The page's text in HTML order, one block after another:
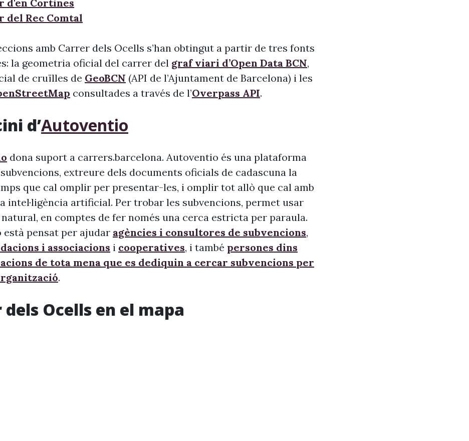
d'en Cortines
del Rec Comtal
amb Carrer dels Ocells s’han obtingut a partir de tres fonts
la geometria oficial del carrer del graf viari d’Open Data BCN,
de cruïlles de GeoBCN (API de l’Ajuntament de Barcelona) i les
consultades a través de l’Overpass API.
d’Autoventio
dona suport a carrers.barcelona. Autoventio és una plataforma
extreure dels documents oficials de cadascuna la
que cal omplir per presentar-les, i omplir tot allò que cal amb
intel·ligència artificial. Per trobar les subvencions, permet usar
en comptes de fer només una cerca estricta per paraula.
pensat per ajudar agències i consultores de subvencions,
i associacions i cooperatives, i també persones dins
de tota mena que es dediquin a cercar subvencions per
.
dels Ocells en el mapa